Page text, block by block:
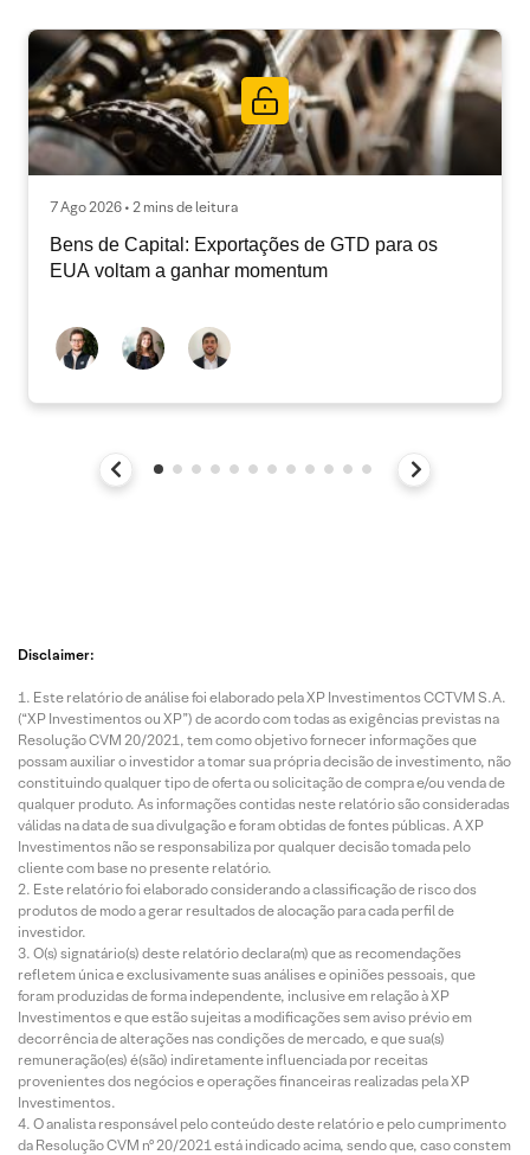
7 Ago 2026 • 2 mins de leitura
Bens de Capital: Exportações de GTD para os
EUA voltam a ganhar momentum
Disclaimer:
Este relatório de análise foi elaborado pela XP Investimentos CCTVM S.A.
(“XP Investimentos ou XP”) de acordo com todas as exigências previstas na
Resolução CVM 20/2021, tem como objetivo fornecer informações que
possam auxiliar o investidor a tomar sua própria decisão de investimento, não
constituindo qualquer tipo de oferta ou solicitação de compra e/ou venda de
qualquer produto. As informações contidas neste relatório são consideradas
válidas na data de sua divulgação e foram obtidas de fontes públicas. A XP
Investimentos não se responsabiliza por qualquer decisão tomada pelo
cliente com base no presente relatório.
Este relatório foi elaborado considerando a classificação de risco dos
produtos de modo a gerar resultados de alocação para cada perfil de
investidor.
O(s) signatário(s) deste relatório declara(m) que as recomendações
refletem única e exclusivamente suas análises e opiniões pessoais, que
foram produzidas de forma independente, inclusive em relação à XP
Investimentos e que estão sujeitas a modificações sem aviso prévio em
decorrência de alterações nas condições de mercado, e que sua(s)
remuneração(es) é(são) indiretamente influenciada por receitas
provenientes dos negócios e operações financeiras realizadas pela XP
Investimentos.
O analista responsável pelo conteúdo deste relatório e pelo cumprimento
da Resolução CVM nº 20/2021 está indicado acima, sendo que, caso constem